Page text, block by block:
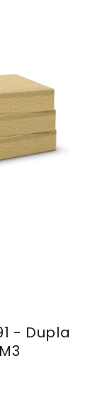
- Dupla